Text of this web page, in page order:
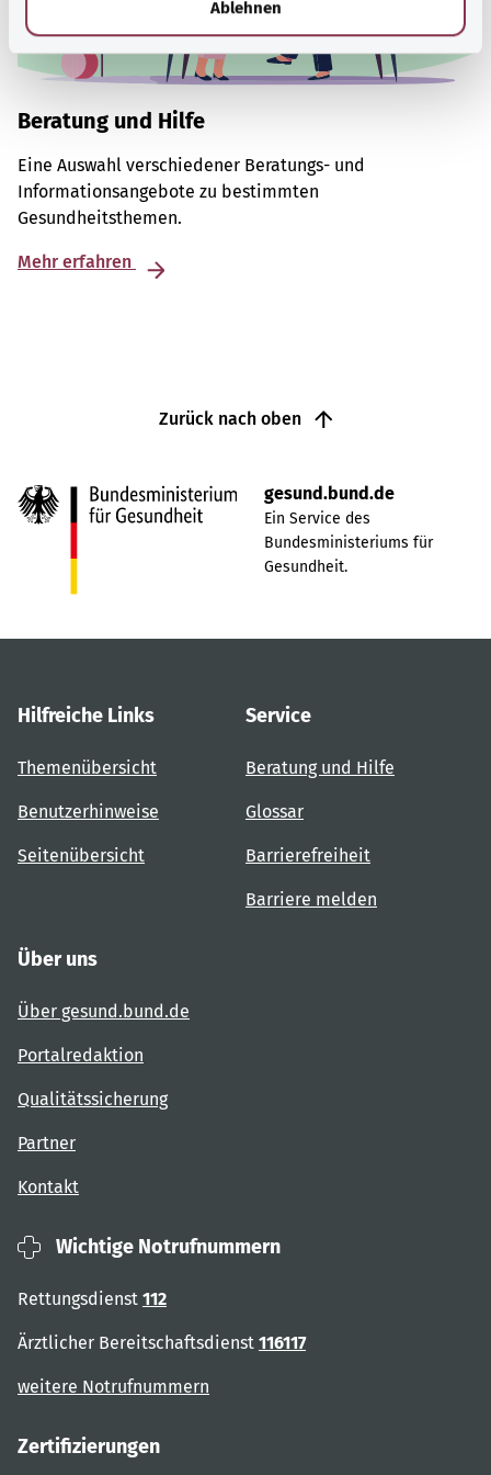
Ablehnen
Beratung und Hilfe
Eine Auswahl verschiedener Beratungs- und
Informationsangebote zu bestimmten
Gesundheitsthemen.
Mehr erfahren
Zurück nach oben
gesund.bund.de
Ein Service des
Bundesministeriums für
Gesundheit.
Hilfreiche Links
Themenübersicht
Benutzerhinweise
Seitenübersicht
Service
Beratung und Hilfe
Glossar
Barrierefreiheit
Barriere melden
Über uns
Über gesund.bund.de
Portalredaktion
Qualitätssicherung
Partner
Kontakt
Wichtige Notrufnummern
Rettungsdienst 112
Ärztlicher Bereitschaftsdienst 116117
weitere Notrufnummern
Zertifizierungen